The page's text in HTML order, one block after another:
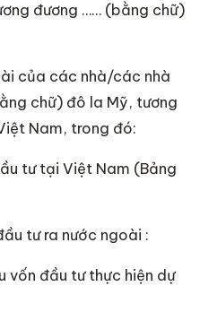
đương …… (bằng chữ)
của các nhà/các nhà
chữ) đô la Mỹ, tương
Nam, trong đó:
tư tại Việt Nam (Bảng
tư ra nước ngoài :
đầu tư thực hiện dự